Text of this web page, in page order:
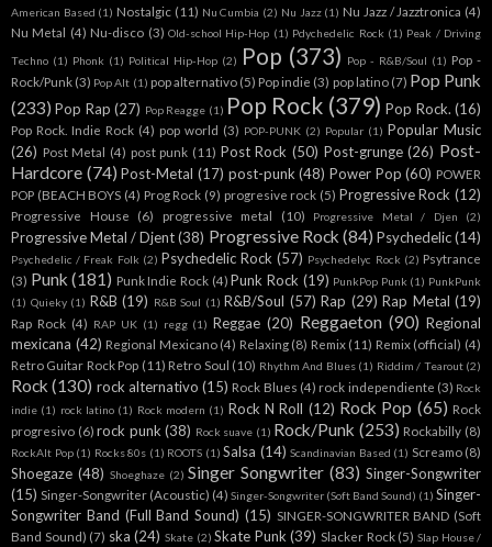
American Based (1) Nostalgic (11) Nu Cumbia (2) Nu Jazz (1) Nu Jazz / Jazztronica (4)
Nu Metal (4) Nu-disco (3) Old-school Hip-Hop (1) Pdychedelic Rock (1) Peak / Driving
Techno (1) Phonk (1) Political Hip-Hop (2) Pop (373) Pop - R&B/Soul (1) Pop -
Rock/Punk (3) Pop Alt (1) pop alternativo (5) Pop indie (3) pop latino (7) Pop Punk
(233) Pop Rap (27) Pop Reagge (1) Pop Rock (379) Pop Rock. (16)
Pop Rock. Indie Rock (4) pop world (3) POP-PUNK (2) Popular (1) Popular Music
(26) Post Metal (4) post punk (11) Post Rock (50) Post-grunge (26) Post-
Hardcore (74) Post-Metal (17) post-punk (48) Power Pop (60) POWER
POP (BEACH BOYS (4) Prog Rock (9) progresive rock (5) Progressive Rock (12)
Progressive House (6) progressive metal (10) Progressive Metal / Djen (2)
Progressive Metal / Djent (38) Progressive Rock (84) Psychedelic(14)
Psychedelic / Freak Folk (2) Psychedelic Rock (57) Psychedelyc Rock (2) Psytrance
(3) Punk (181) Punk Indie Rock (4) Punk Rock (19) PunkPop Punk (1) PunkPunk
(1) Quieky (1) R&B (19) R&B Soul (1) R&B/Soul (57) Rap (29) Rap Metal (19)
Rap Rock (4) RAP UK (1) regg (1) Reggae (20) Reggaeton (90) Regional
mexicana (42) Regional Mexicano (4) Relaxing (8) Remix (11) Remix (official) (4)
Retro Guitar Rock Pop (11) Retro Soul (10) Rhythm And Blues (1) Riddim / Tearout (2)
Rock (130) rock alternativo (15) Rock Blues (4) rock independiente (3) Rock
indie (1) rock latino (1) Rock modern (1) Rock N Roll (12) Rock Pop (65) Rock
progresivo (6) rock punk (38) Rock suave (1) Rock/Punk (253) Rockabilly (8)
RockAlt Pop (1) Rocks 80s (1) ROOTS (1) Salsa (14) Scandinavian Based (1) Screamo (8)
Shoegaze (48) Shoeghaze (2) Singer Songwriter (83) Singer-Songwriter
(15) Singer-Songwriter (Acoustic) (4) Singer-Songwriter (Soft Band Sound) (1) Singer-
Songwriter Band (Full Band Sound) (15) SINGER-SONGWRITER BAND (Soft
Band Sound) (7) ska (24) Skate (2) Skate Punk (39) Slacker Rock (5) Slap House /